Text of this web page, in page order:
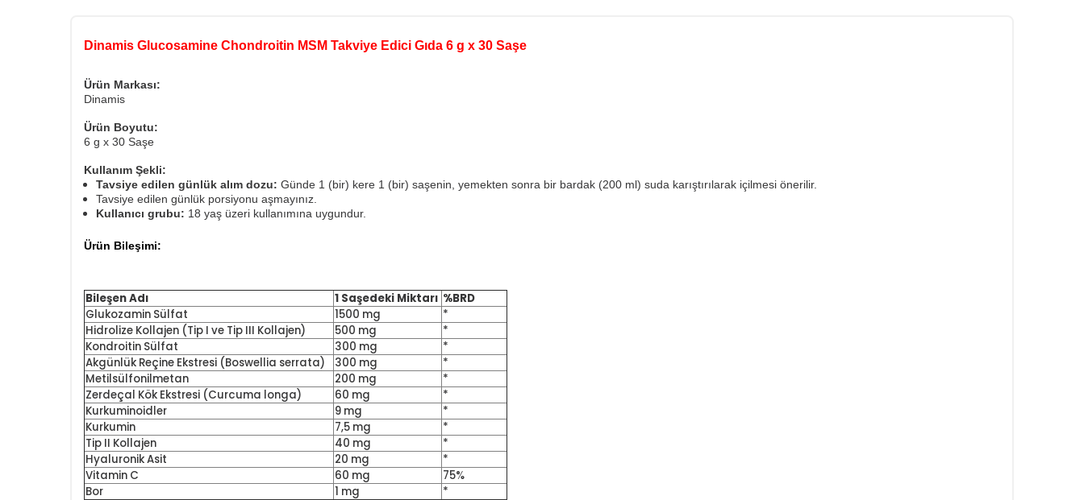
Dinamis Glucosamine Chondroitin MSM Takviye Edici Gıda 6 g x 30 Saşe
Ürün Markası:
Dinamis
Ürün Boyutu:
6 g x 30 Saşe
Kullanım Şekli:
Tavsiye edilen günlük alım dozu: Günde 1 (bir) kere 1 (bir) saşenin, yemekten sonra bir bardak (200 ml) suda karıştırılarak içilmesi önerilir.
Tavsiye edilen günlük porsiyonu aşmayınız.
Kullanıcı grubu: 18 yaş üzeri kullanımına uygundur.
Ürün Bileşimi:
Bileşen Adı 1 Saşedeki Miktarı %BRD
Glukozamin Sülfat
1500 mg
*
Hidrolize Kollajen (Tip I ve Tip III Kollajen)
500 mg
*
Kondroitin Sülfat
300 mg
*
Akgünlük Reçine Ekstresi (Boswellia serrata)
300 mg
*
Metilsülfonilmetan
200 mg
*
Zerdeçal Kök Ekstresi (Curcuma longa)
60 mg
*
Kurkuminoidler
9 mg
*
Kurkumin
7,5 mg
*
Tip II Kollajen
40 mg
*
Hyaluronik Asit
20 mg
*
Vitamin C
60 mg
75%
Bor
1 mg *